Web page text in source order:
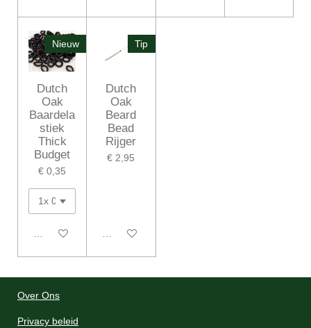
Nieuw
Dutch
Oak
Baardela
stiek
Thick
Budget
€ 0,35
In winkelwagen
Tip
Dutch
Oak
Beard
Bead
Rijger
€ 2,95
In winkelwagen
Over Ons
Privacy beleid